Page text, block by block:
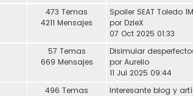
473 Temas
4211 Mensajes
Spoiler SEAT Toledo 1M
por DzieX
07 Oct 2025 01:33
57 Temas
669 Mensajes
Disimular
por Aurelio
11 Jul 2025 09:44
496 Temas